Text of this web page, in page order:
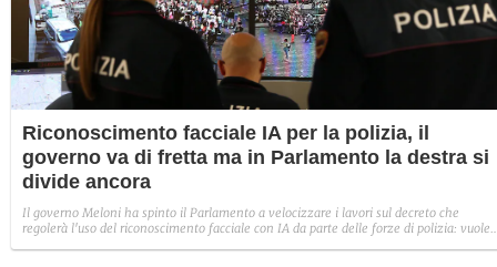
Riconoscimento facciale IA per la polizia, il
governo va di fretta ma in Parlamento la destra si
divide ancora
Il governo Meloni ha spinto il Parlamento a velocizzare i lavori sul decreto che
regolerà l'uso del riconoscimento facciale con IA da parte delle forze di polizia: vuole